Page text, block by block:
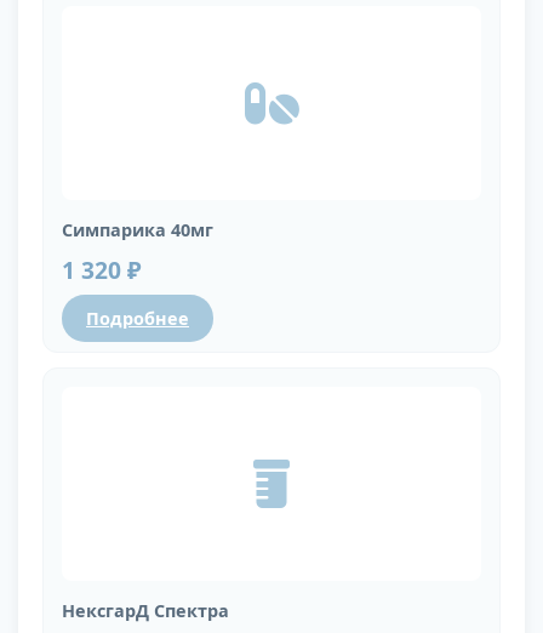
Симпарика 40мг
1 320 ₽
Подробнее
НексгарД Спектра